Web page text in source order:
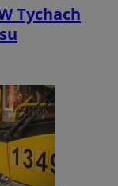
Tychach